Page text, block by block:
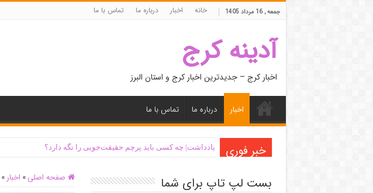
جمعه , 16 مرداد 1405 خانه اخبار درباره ما تماس با ما
آدینه کرج
اخبار کرج – جدیدترین اخبار کرج و استان البرز
اخبار درباره ما تماس با ما
خبر فوری یادداشت| ‌چه کسی باید پرچم حقیقت‌جویی را نگه دارد؟
صفحه اصلی » اخبار » بست لپ تاپ برای شما